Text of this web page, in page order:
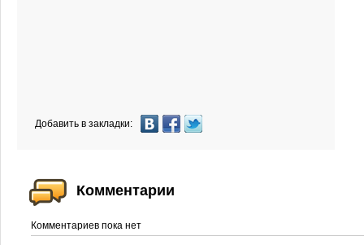
Добавить в закладки:
Комментарии
Комментариев пока нет